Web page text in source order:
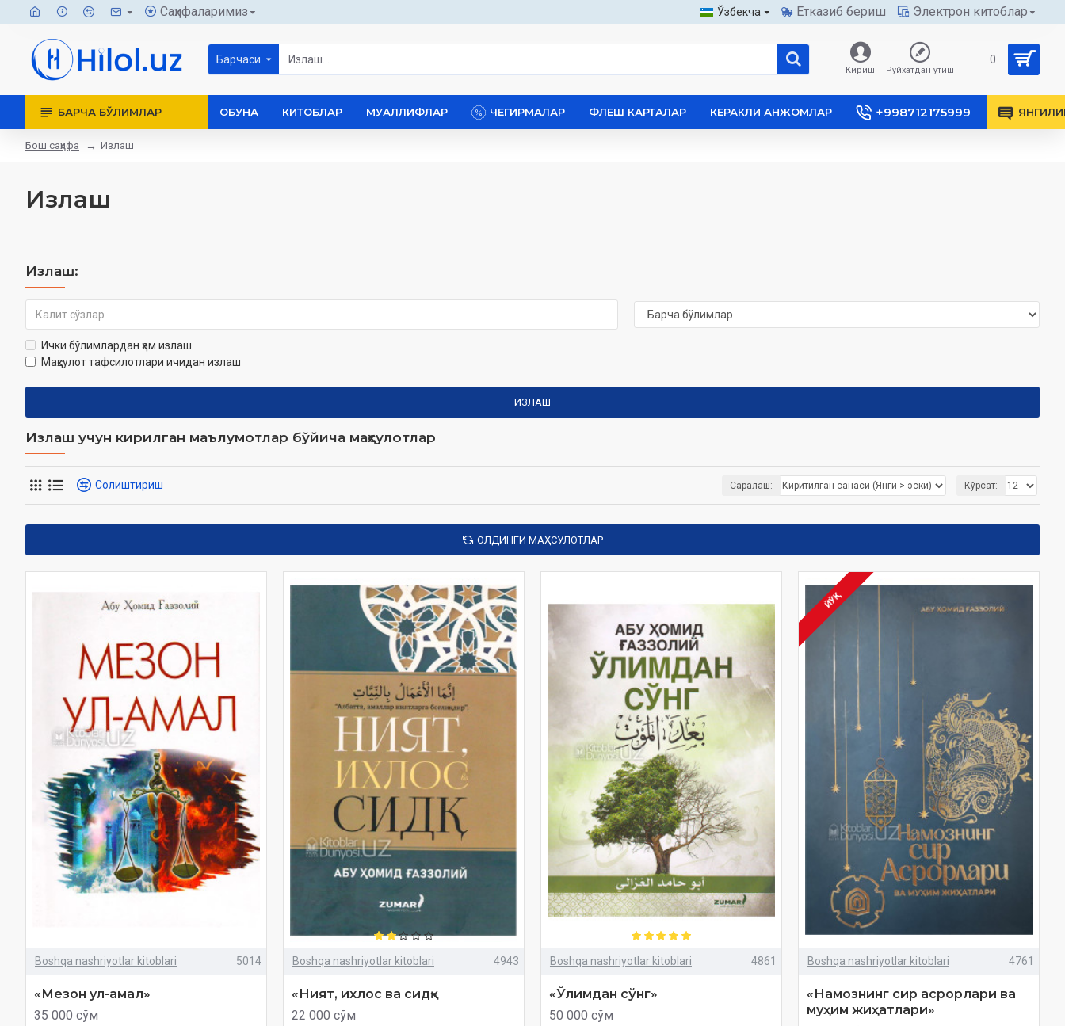
Саҳифаларимиз Ўзбекча Етказиб бериш Электрон китоблар
Барчаси
Кириш Рўйхатдан ўтиш
0
БАРЧА БЎЛИМЛАР ОБУНА КИТОБЛАР МУАЛЛИФЛАР ЧЕГИРМАЛАР ФЛЕШ КАРТАЛАР КЕРАКЛИ АНЖОМЛАР +998712175999
Бош саҳифа Излаш
Излаш
Излаш:
Ички бўлимлардан ҳам излаш
Маҳсулот тафсилотлари ичидан излаш
ИЗЛАШ
Излаш учун кирилган маълумотлар бўйича маҳсулотлар
Солиштириш Саралаш: Кўрсат:
ОЛДИНГИ МАҲСУЛОТЛАР
Boshqa nashriyotlar kitoblari 5014
«Мезон ул-амал»
35 000 сўм
Boshqa nashriyotlar kitoblari 4943
«Ният, ихлос вa сидқ»
22 000 сўм
Boshqa nashriyotlar kitoblari 4861
«Ўлимдан сўнг»
50 000 сўм
ЙЎҚ
Boshqa nashriyotlar kitoblari 4761
«Намознинг сир асрорлари ва
муҳим жиҳатлари»